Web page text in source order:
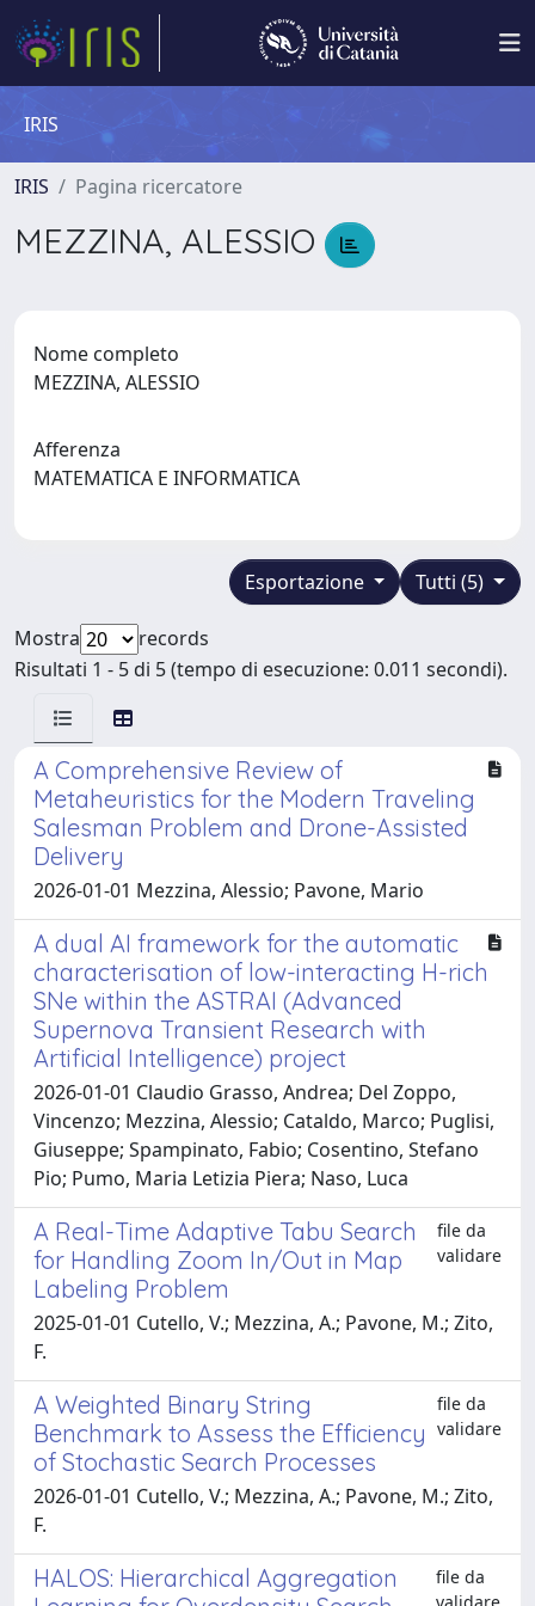
IRIS
IRIS Pagina ricercatore
MEZZINA, ALESSIO
Nome completo
MEZZINA, ALESSIO
Afferenza
MATEMATICA E INFORMATICA
Tutti (5)
Esportazione
Mostra
records
Risultati 1 - 5 di 5 (tempo di esecuzione: 0.011 secondi).
A Comprehensive Review of
Metaheuristics for the Modern Traveling
Salesman Problem and Drone-Assisted
Delivery
2026-01-01 Mezzina, Alessio; Pavone, Mario
A dual AI framework for the automatic
characterisation of low-interacting H-rich
SNe within the ASTRAI (Advanced
Supernova Transient Research with
Artificial Intelligence) project
2026-01-01 Claudio Grasso, Andrea; Del Zoppo,
Vincenzo; Mezzina, Alessio; Cataldo, Marco; Puglisi,
Giuseppe; Spampinato, Fabio; Cosentino, Stefano
Pio; Pumo, Maria Letizia Piera; Naso, Luca
A Real-Time Adaptive Tabu Search
for Handling Zoom In/Out in Map
Labeling Problem
file da
validare
2025-01-01 Cutello, V.; Mezzina, A.; Pavone, M.; Zito,
F.
A Weighted Binary String
Benchmark to Assess the Efficiency
of Stochastic Search Processes
file da
validare
2026-01-01 Cutello, V.; Mezzina, A.; Pavone, M.; Zito,
F.
HALOS: Hierarchical Aggregation
file da